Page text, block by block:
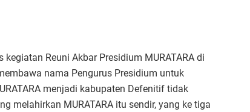
Reuni Akbar Presidium MURATARA di
nama Pengurus Presidium untuk
menjadi kabupaten Defenitif tidak
melahirkan MURATARA itu sendir, yang ke tiga